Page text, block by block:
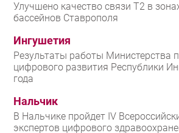
Улучшено качество связи T2 в
бассейнов Ставрополя
Ингушетия
Результаты работы Министерства
цифрового развития Республики
года
Нальчик
В Нальчике пройдет IV
экспертов цифрового